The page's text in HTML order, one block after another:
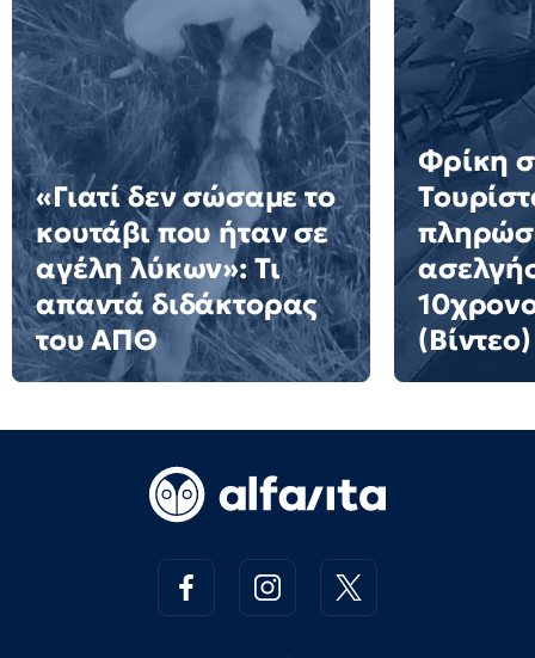
«Γιατί δεν σώσαμε το
κουτάβι που ήταν σε
αγέλη λύκων»: Τι
απαντά διδάκτορας
του ΑΠΘ
Φρίκη
(Βίντεο)